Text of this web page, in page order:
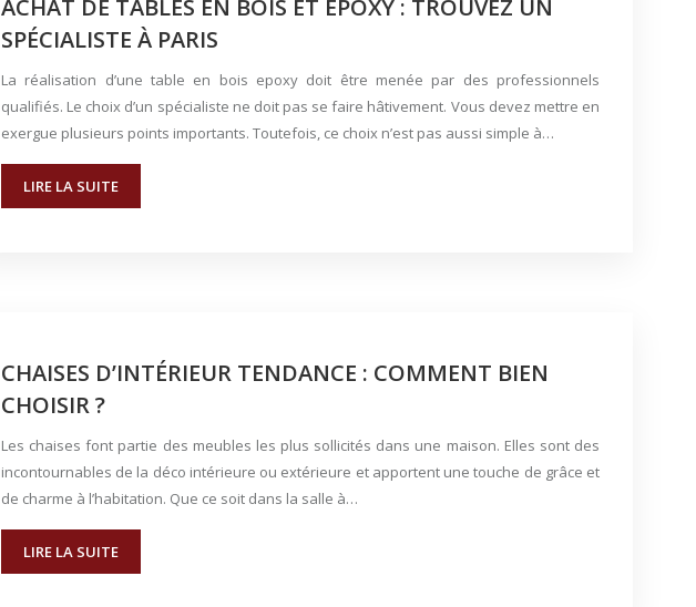
ACHAT DE TABLES EN BOIS ET EPOXY : TROUVEZ UN
SPÉCIALISTE À PARIS
La réalisation d’une table en bois epoxy doit être menée par des professionnels
qualifiés. Le choix d’un spécialiste ne doit pas se faire hâtivement. Vous devez mettre en
exergue plusieurs points importants. Toutefois, ce choix n’est pas aussi simple à…
LIRE LA SUITE
CHAISES D’INTÉRIEUR TENDANCE : COMMENT BIEN
CHOISIR ?
Les chaises font partie des meubles les plus sollicités dans une maison. Elles sont des
incontournables de la déco intérieure ou extérieure et apportent une touche de grâce et
de charme à l’habitation. Que ce soit dans la salle à…
LIRE LA SUITE